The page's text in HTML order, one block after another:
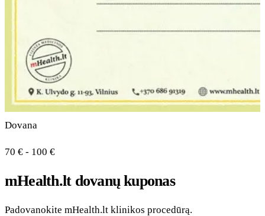
Dovana
70 € - 100 €
mHealth.lt dovanų kuponas
Padovanokite mHealth.lt klinikos procedūrą.